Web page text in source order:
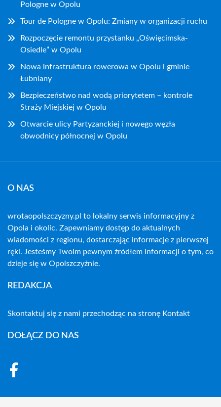
Pologne w Opolu
Tour de Pologne w Opolu: Zmiany w organizacji ruchu
Rozpoczęcie remontu przystanku „Oświęcimska-
Osiedle” w Opolu
Nowa infrastruktura rowerowa w Opolu i gminie
Łubniany
Bezpieczeństwo nad wodą priorytetem – kontrole
Straży Miejskiej w Opolu
Otwarcie ulicy Partyzanckiej i nowego węzła
obwodnicy północnej w Opolu
O NAS
wrotaopolszczyzny.pl to lokalny serwis informacyjny z
Opola i okolic. Zapewniamy dostęp do aktualnych
wiadomości z regionu, dostarczając informacje z pierwszej
ręki. Jesteśmy Twoim pewnym źródłem informacji o tym, co
dzieje się w Opolszczyźnie.
REDAKCJA
Skontaktuj się z nami przechodząc na stronę Kontakt
DOŁĄCZ DO NAS